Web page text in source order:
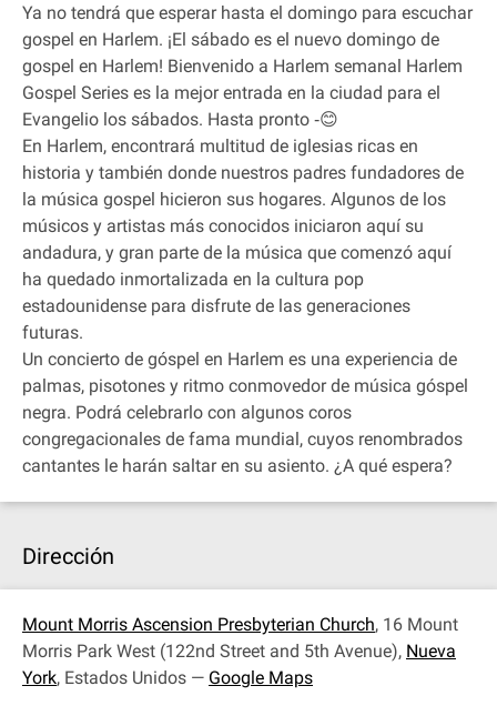
Ya no tendrá que esperar hasta el domingo para escuchar
gospel en Harlem. ¡El sábado es el nuevo domingo de
gospel en Harlem! Bienvenido a Harlem semanal Harlem
Gospel Series es la mejor entrada en la ciudad para el
Evangelio los sábados. Hasta pronto ‐😊
En Harlem, encontrará multitud de iglesias ricas en
historia y también donde nuestros padres fundadores de
la música gospel hicieron sus hogares. Algunos de los
músicos y artistas más conocidos iniciaron aquí su
andadura, y gran parte de la música que comenzó aquí
ha quedado inmortalizada en la cultura pop
estadounidense para disfrute de las generaciones
futuras.
Un concierto de góspel en Harlem es una experiencia de
palmas, pisotones y ritmo conmovedor de música góspel
negra. Podrá celebrarlo con algunos coros
congregacionales de fama mundial, cuyos renombrados
cantantes le harán saltar en su asiento. ¿A qué espera?
Dirección
Mount Morris Ascension Presbyterian Church, 16 Mount
Morris Park West (122nd Street and 5th Avenue), Nueva
York, Estados Unidos — Google Maps